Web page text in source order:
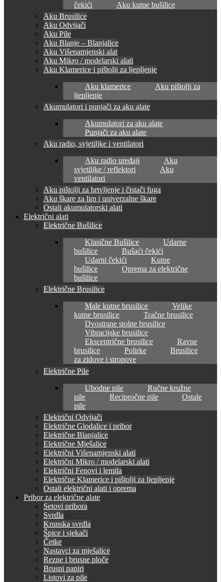
čekići
Aku kutne bušilice
Aku Brusilice
Aku Odvijači
Aku Pile
Aku Blanje – Blanjalice
Aku Višenamjenski alat
Aku Mikro / modelarski alati
Aku Klamerice i pištolji za ljepljenje
Aku klamerice
Aku pištolji za
ljepljenje
Akumulatori i punjači za aku alate
Akumulatori za aku alate
Punjači za aku alate
Aku radio, svjetiljke i ventilatori
Aku radio uređaji
Aku
svjetiljke / reflektori
Aku
ventilatori
Aku pištolji za brtvljenje i čistači fuga
Aku škare za lim i univerzalne škare
Ostali akumulatorski alati
Električni alati
Električne Bušilice
Klasične Bušilice
Udarne
bušilice
Bušaći čekići
Udarni čekići
Kutne
bušilice
Oprema za električne
bušilice
Električne Brusilice
Male kutne brusilice
Velike
kutne brusilice
Tračne brusilice
Dvostrane stolne brusilice
Vibracijske brusilice
Ekscentrične brusilice
Ravne
brusilice
Polirke
Brusilice
za zidove i stropove
Električne Pile
Ubodne pile
Ručne kružne
pile
Recipročne pile
Ostale
pile
Električni Odvijači
Električne Glodalice i pribor
Električne Blanjalice
Električne Mješalice
Električni Višenamjenski alati
Električni Mikro / modelarski alati
Električni Fenovi i lemila
Električne Klamerice i pištolji za ljepljenje
Ostali električni alati i oprema
Pribor za električne alate
Setovi pribora
Svrdla
Krunska svrdla
Špice i sjekači
Četke
Nastavci za mješalice
Rezne i brusne ploče
Brusni papiri
Listovi za pile